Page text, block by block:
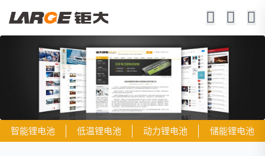
智能锂电池 低温锂电池 动力锂电池 储能锂电池